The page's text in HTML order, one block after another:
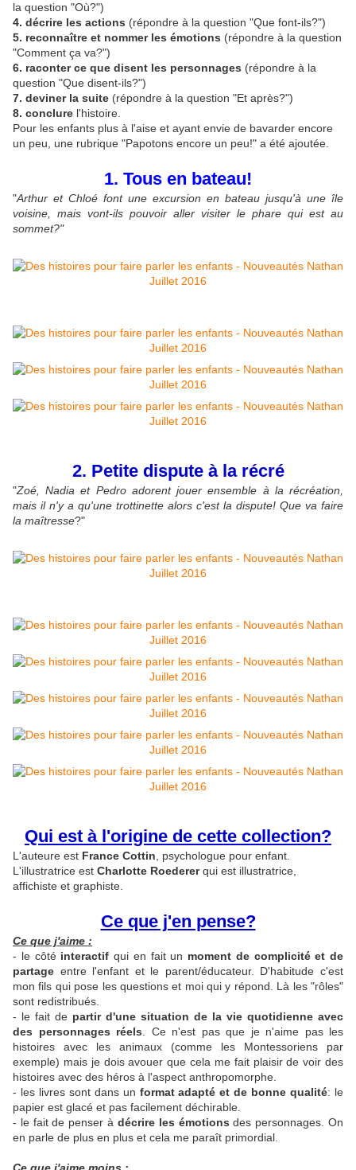
la question "Où?")
4. décrire les actions (répondre à la question "Que font-ils?")
5. reconnaître et nommer les émotions (répondre à la question
"Comment ça va?")
6. raconter ce que disent les personnages (répondre à la
question "Que disent-ils?")
7. deviner la suite (répondre à la question "Et après?")
8. conclure l'histoire.
Pour les enfants plus à l'aise et ayant envie de bavarder encore
un peu, une rubrique "Papotons encore un peu!" a été ajoutée.
1. Tous en bateau!
"Arthur et Chloé font une excursion en bateau jusqu'à une île
voisine, mais vont-ils pouvoir aller visiter le phare qui est au
sommet?"
2. Petite dispute à la récré
"Zoé, Nadia et Pedro adorent jouer ensemble à la récréation,
mais il n'y a qu'une trottinette alors c'est la dispute! Que va faire
la maîtresse?"
Qui est à l'origine de cette collection?
L'auteure est France Cottin , psychologue pour enfant.
L'illustratrice est Charlotte Roedererqui est illustratrice,
affichiste et graphiste.
Ce que j'en pense?
Ce que j'aime :
- le côté interactif qui en fait un moment de complicité et de
partage entre l'enfant et le parent/éducateur. D'habitude c'est
mon fils qui pose les questions et moi qui y répond. Là les "rôles"
sont redistribués.
- le fait de partir d'une situation de la vie quotidienne avec
des personnages réels . Ce n'est pas que je n'aime pas les
histoires avec les animaux (comme les Montessoriens par
exemple) mais je dois avouer que cela me fait plaisir de voir des
histoires avec des héros à l'aspect anthropomorphe.
- les livres sont dans un format adapté et de bonne qualité: le
papier est glacé et pas facilement déchirable.
- le fait de penser à décrire les émotionsdes personnages. On
en parle de plus en plus et cela me paraît primordial.